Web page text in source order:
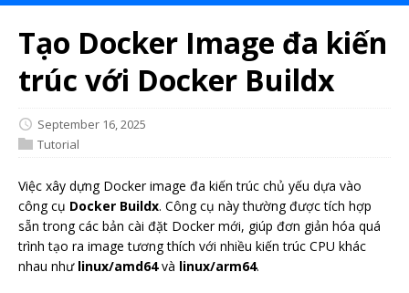
Tạo Docker Image đa kiến
trúc với Docker Buildx
September 16, 2025
Tutorial
Việc xây dựng Docker image đa kiến trúc chủ yếu dựa vào
công cụ Docker Buildx. Công cụ này thường được tích hợp
sẵn trong các bản cài đặt Docker mới, giúp đơn giản hóa quá
trình tạo ra image tương thích với nhiều kiến trúc CPU khác
nhau như linux/amd64và linux/arm64.